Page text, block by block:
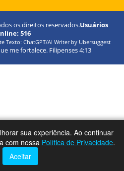
os direitos reservados.Usuários
516
Texto: ChatGPT/AI Writer by Ubersuggest
me fortalece. Filipenses 4:13
sua experiência. Ao continuar
com nossa Política de Privacidade.
Aceitar